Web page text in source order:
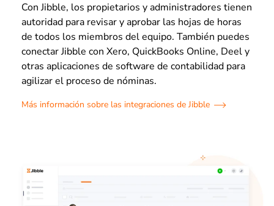
Con Jibble, los propietarios y administradores tienen
autoridad para revisar y aprobar las hojas de horas
de todos los miembros del equipo. También puedes
conectar Jibble con Xero, QuickBooks Online, Deel y
otras aplicaciones de software de contabilidad para
agilizar el proceso de nóminas.
Más información sobre las integraciones de Jibble